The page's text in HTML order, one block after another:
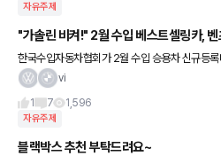
자유주제
"가솔린 비켜!" 2월 수입 베스트셀링카,
한국수입자동차협회가 2월 수입 승용차 신규등
한 1만9454대를 기록했다. 2월 베스트셀링 모델
vi
1
7 1,596
자유주제
블랙박스 추천 부탁드려요~